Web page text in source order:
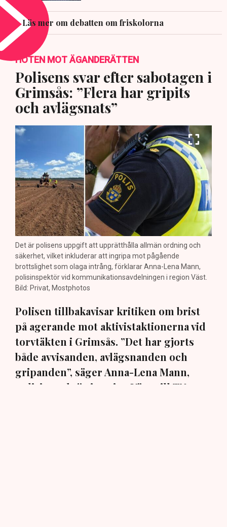
Läs mer om debatten om friskolorna
HOTEN MOT ÄGANDERÄTTEN
Polisens svar efter sabotagen i
Grimsås: ”Flera har gripits
och avlägsnats”
Det är polisens uppgift att upprätthålla allmän ordning och
säkerhet, vilket inkluderar att ingripa mot pågående
brottslighet som olaga intrång, förklarar Anna-Lena Mann,
polisinspektör vid kommunikationsavdelningen i region Väst.
Bild: Privat, Mostphotos
Polisen tillbakavisar kritiken om brist
på agerande mot aktivistaktionerna vid
torvtäkten i Grimsås. ”Det har gjorts
både avvisanden, avlägsnanden och
gripanden”, säger Anna-Lena Mann,
polisinspektör i region Väst, till TN.